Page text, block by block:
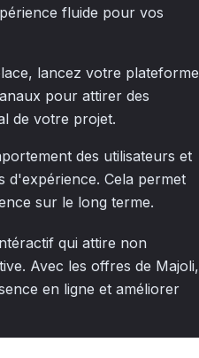
fluide pour vos
lancez votre plateforme
pour attirer des
de votre projet.
des utilisateurs et
Cela permet
sur le long terme.
qui attire non
Avec les offres de Majoli,
en ligne et améliorer